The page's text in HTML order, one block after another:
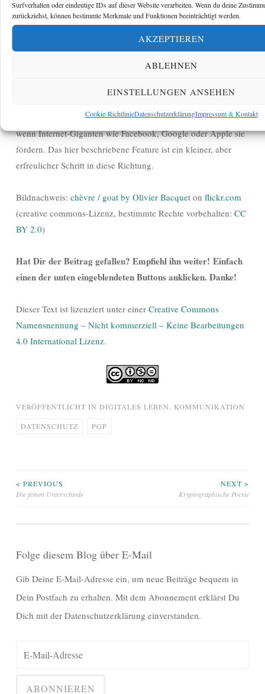
Surfverhalten oder eindeutige IDs auf dieser Website verarbeiten. Wenn du deine
zurückziehst, können bestimmte Merkmale und Funktionen beeinträchtigt werden.
AKZEPTIEREN
ABLEHNEN
EINSTELLUNGEN ANSEHEN
Cookie-RichtlinieDatenschutzerklärungImpressum & Kontakt
zurückgesetzt wird. Wenn jemand diese Nachricht abfängt,
konnte er sie bisher verwenden, um das Passwort zu ändern
und so den Facebook-Account zu kapern. Das ist nicht mehr
möglich, wenn die Nachricht verschlüsselt verschickt wird.
vermutlich erst dann eine Chance haben sich durchzusetzen,
wenn Internet-Giganten wie Facebook, Google oder Apple sie
fördern. Das hier beschriebene Feature ist ein kleiner, aber
erfreulicher Schritt in diese Richtung.
Bildnachweis: chèvre / goat by Olivier Bacquet on flickr.com
(creative commons-Lizenz, bestimmte Rechte vorbehalten: CC
BY 2.0)
Hat Dir der Beitrag gefallen? Empfiehl ihn weiter! Einfach
einen der unten eingeblendeten Buttons anklicken. Danke!
Dieser Text ist lizenziert unter einer Creative Commons
Namensnennung – Nicht kommerziell – Keine Bearbeitungen
4.0 International Lizenz.
VERÖFFENTLICHT IN DIGITALES LEBEN KOMMUNIKATION
DATENSCHUTZ PGP
Beitragsnavigation
< PREVIOUS
Die feinen Unterschiede
NEXT >
Kryptographische Poesie
Folge diesem Blog über E-Mail
Gib Deine E-Mail-Adresse ein, um neue Beiträge bequem in
Dein Postfach zu erhalten. Mit dem Abonnement erklärst Du
Dich mit der Datenschutzerklärung einverstanden.